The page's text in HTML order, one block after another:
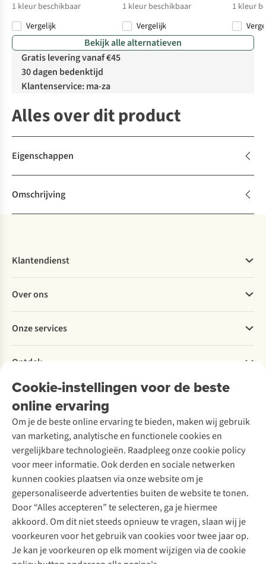
1 kleur beschikbaar
Vergelijk
1 kleur beschikbaar
Vergelijk
1 kleur
Bekijk alle alternatieven
Gratis levering vanaf €45
30 dagen bedenktijd
Klantenservice: ma-za
Alles over dit product
Eigenschappen
Omschrijving
Cookie-instellingen voor de beste
online ervaring
Om je de beste online ervaring te bieden, maken wij gebruik
van marketing, analytische en functionele cookies en
vergelijkbare technologieën. Raadpleeg onze cookie policy
voor meer informatie. Ook derden en sociale netwerken
kunnen cookies plaatsen via onze website om je
gepersonaliseerde advertenties buiten de website te tonen.
Door “Alles accepteren” te selecteren, ga je hiermee
akkoord. Om dit niet steeds opnieuw te vragen, slaan wij je
voorkeuren voor het gebruik van cookies voor twee jaar op.
Je kan je voorkeuren op elk moment wijzigen via de cookie
Klantendienst
Bestellen
Betalen
Levering
Retourneren
Bestelling herroepen
Garantie
Contact
Over ons
Explore More
Verantwoord ondernemen
Over Ayacucho
Onze winkels
Over A.S.Adventure
Toegankelijkheidsverklaring
Onze services
Ski-onderhoud
Wasservice
Schoenonderhoud
Schoenherstelling
Kledingherstelling
Retouches
Voor bedrijven
Ontdek
A.S.Magazine
Podcast
Explore Academy
Explore Camp
Gear Check
Inspiratie & advies
Meld je aan voor de nieuwsbrief
Follow us
Disclaimer Privacy Policy Algemene voorwaarden